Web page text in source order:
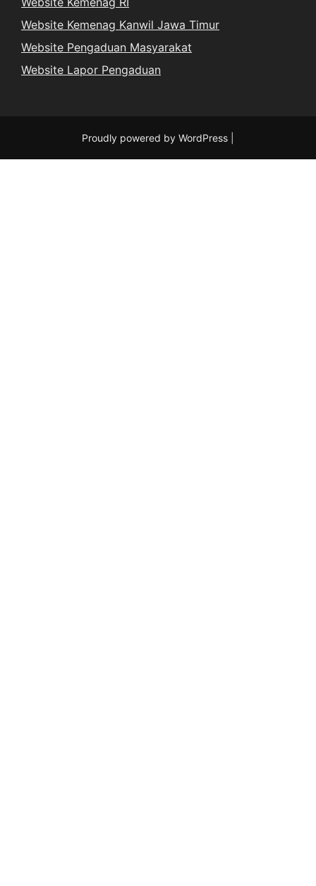
Website Kemenag Kanwil Jawa Timur
Website Pengaduan Masyarakat
Website Lapor Pengaduan
Proudly powered by WordPress